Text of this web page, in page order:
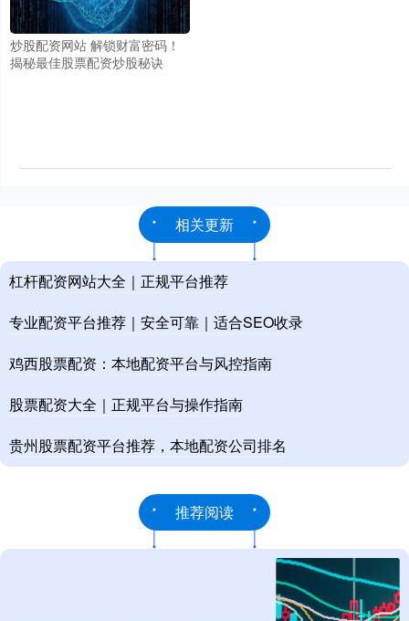
炒股配资网站 解锁财富密码！
揭秘最佳股票配资炒股秘诀
相关更新
杠杆配资网站大全｜正规平台推荐
专业配资平台推荐｜安全可靠｜适合SEO收录
鸡西股票配资：本地配资平台与风控指南
股票配资大全｜正规平台与操作指南
贵州股票配资平台推荐，本地配资公司排名
推荐阅读